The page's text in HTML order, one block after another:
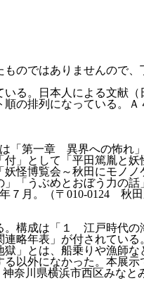
のではありませんので
る。日本人による文献
の排列になっている。
は「第一章 異界への怖
として「平田篤胤と
博覧会～秋田にモノ
「うぶめとおぼう力の
７月。（〒010-0124 秋田
。構成は「１ 江戸時
年表」が付されてい
」とは、船乗りや漁師
以外になかった。本展
奈川県横浜市西区みなと